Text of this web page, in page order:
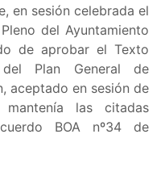
en sesión celebrada el
del Ayuntamiento
de aprobar el Texto
Plan General de
aceptado en sesión de
las citadas
BOA nº34 de